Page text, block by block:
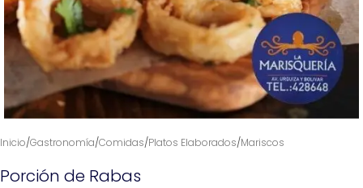
Inicio/Gastronomía/Comidas/Platos Elaborados/Mariscos
Porción de Rabas